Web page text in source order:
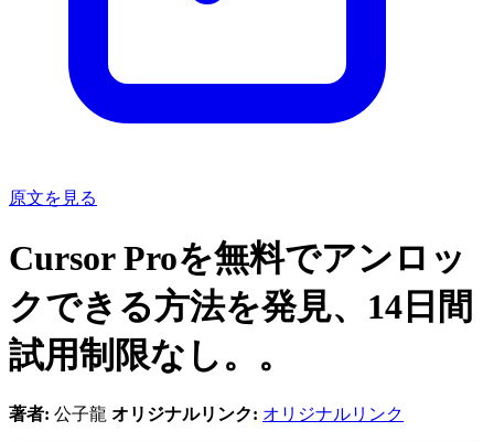
原文を見る
Cursor Proを無料でアンロッ
クできる方法を発見、14日間
試用制限なし。。
著者: 公子龍 オリジナルリンク: オリジナルリンク